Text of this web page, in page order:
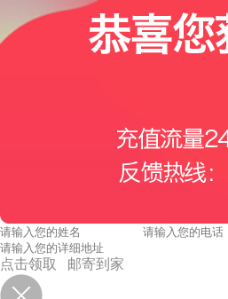
点击领取 邮寄到家